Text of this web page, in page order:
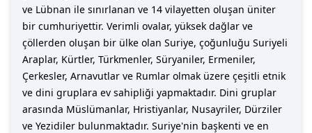
ve Lübnan ile sınırlanan ve 14 vilayetten oluşan üniter
bir cumhuriyettir. Verimli ovalar, yüksek dağlar ve
çöllerden oluşan bir ülke olan Suriye, çoğunluğu Suriyeli
Araplar, Kürtler, Türkmenler, Süryaniler, Ermeniler,
Çerkesler, Arnavutlar ve Rumlar olmak üzere çeşitli etnik
ve dini gruplara ev sahipliği yapmaktadır. Dini gruplar
arasında Müslümanlar, Hristiyanlar, Nusayriler, Dürziler
ve Yezidiler bulunmaktadır. Suriye'nin başkenti ve en